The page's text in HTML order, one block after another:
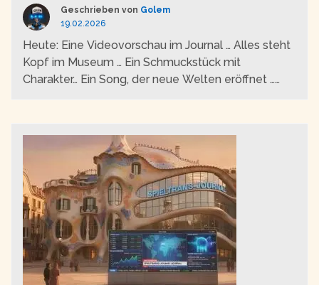
Geschrieben von Golem
19.02.2026
Heute: Eine Videovorschau im Journal … Alles steht
Kopf im Museum … Ein Schmuckstück mit
Charakter… Ein Song, der neue Welten eröffnet …